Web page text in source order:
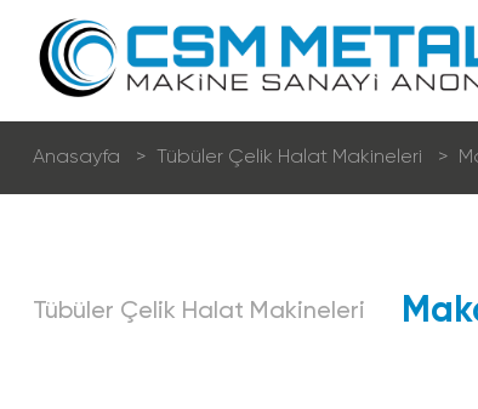
Anasayfa Tübüler Çeli̇k Halat Maki̇neleri̇
Tübüler Çeli̇k Halat Maki̇neleri̇